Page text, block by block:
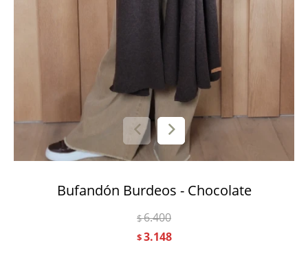
Bufandón Burdeos - Chocolate
$3.148
$6.400